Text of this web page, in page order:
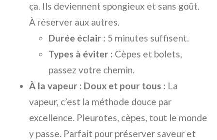
ça. Ils deviennent spongieux et sans goût.
À réserver aux autres.
Durée éclair : 5 minutes suffisent.
Types à éviter : Cèpes et bolets,
passez votre chemin.
À la vapeur : Doux et pour tous : La
vapeur, c’est la méthode douce par
excellence. Pleurotes, cèpes, tout le monde
y passe. Parfait pour préserver saveur et